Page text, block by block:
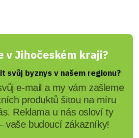
v Jihočeském kraji?
svůj byznys v našem regionu?
e-mail a my vám zašleme
produktů šitou na míru
Reklama u nás osloví ty
vaše budoucí zákazníky!